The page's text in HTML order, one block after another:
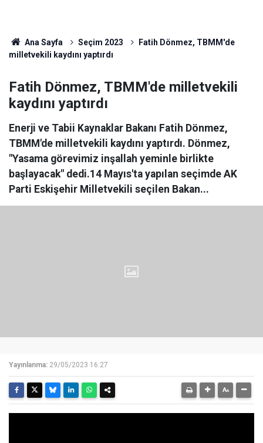
Ana Sayfa Seçim 2023
Fatih Dönmez, TBMM'de
milletvekili kaydını yaptırdı
Fatih Dönmez, TBMM'de milletvekili
kaydını yaptırdı
Enerji ve Tabii Kaynaklar Bakanı Fatih Dönmez,
TBMM'de milletvekili kaydını yaptırdı. Dönmez,
"Yasama görevimiz inşallah yeminle birlikte
başlayacak" dedi.14 Mayıs'ta yapılan seçimde AK
Parti Eskişehir Milletvekili seçilen Bakan...
Yayınlanma: 29/05/2023 16:27